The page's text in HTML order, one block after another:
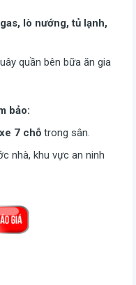
lò nướng, tủ lạnh,
quần bên bữa ăn gia
bảo:
7 chỗtrong sân.
nhà, khu vực an ninh